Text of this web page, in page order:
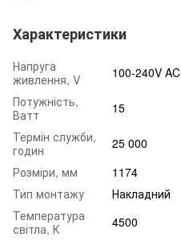
Характеристики
Напруга
живлення, V
100-240V AC
Потужність,
Ватт
15
Термін служби,
годин
25 000
Розміри, мм
1174
Тип монтажу
Накладний
Температура
світла, К
4500